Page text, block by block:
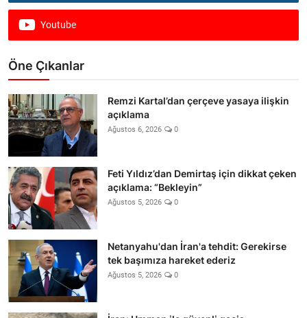
Youtube
Öne Çıkanlar
Remzi Kartal’dan çerçeve yasaya ilişkin
açıklama
Ağustos 6, 2026 0
Feti Yıldız’dan Demirtaş için dikkat çeken
açıklama: “Bekleyin”
Ağustos 5, 2026 0
Netanyahu'dan İran'a tehdit: Gerekirse
tek başımıza hareket ederiz
Ağustos 5, 2026 0